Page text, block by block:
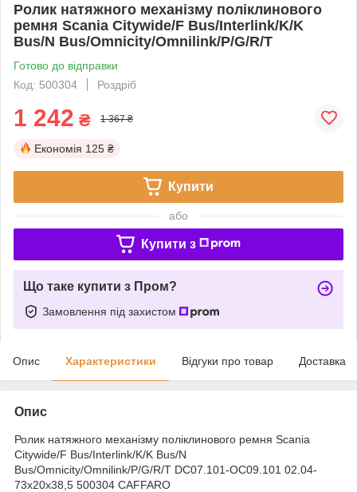
Ролик натяжного механізму поліклинового
ремня Scania Citywide/F Bus/Interlink/K/K
Bus/N Bus/Omnicity/Omnilink/P/G/R/T
Готово до відправки
Код: 500304
Роздріб
1 242 ₴ 1 367 ₴
Економія 125 ₴
Купити
або
Купити з
Що таке купити з Пром?
Замовлення під захистом
Опис Характеристики Відгуки про товар Доставка
Опис
Ролик натяжного механізму поліклинового ремня Scania
Citywide/F Bus/Interlink/K/K Bus/N
Bus/Omnicity/Omnilink/P/G/R/T DC07.101-OC09.101 02.04-
73x20x38,5 500304 CAFFARO